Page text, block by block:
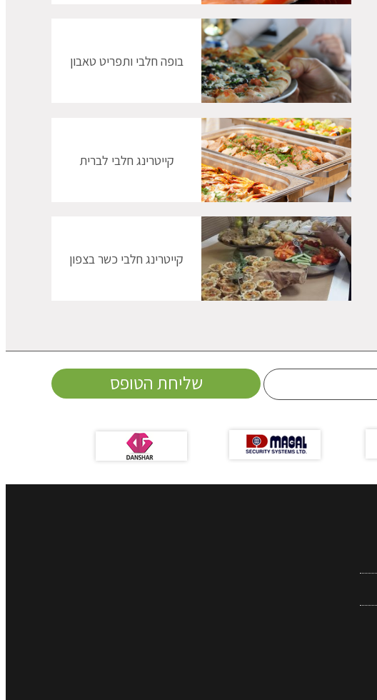
בופה חלבי ותפריט טאבון
קייטרינג חלבי לברית
קייטרינג חלבי כשר בצפון